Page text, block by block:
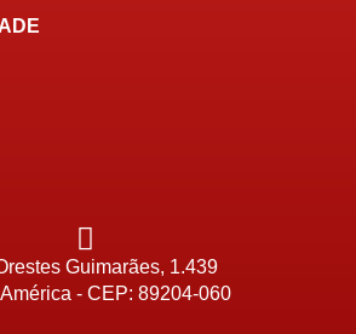
Guimarães, 1.439
- CEP: 89204-060